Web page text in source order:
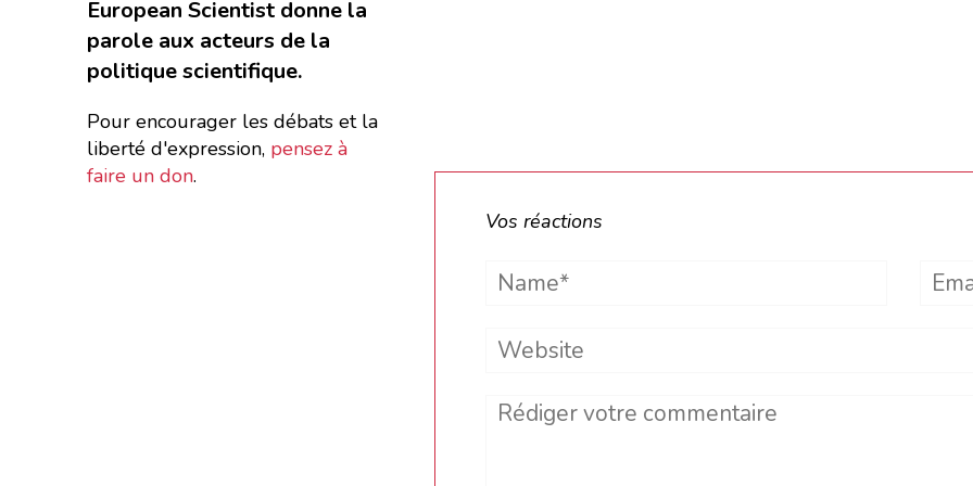
Vos réactions
Name*
Website
Comment
European Scientist donne la
parole aux acteurs de la
politique scientifique.
Pour encourager les débats et la
liberté d'expression, pensez à
faire un don.